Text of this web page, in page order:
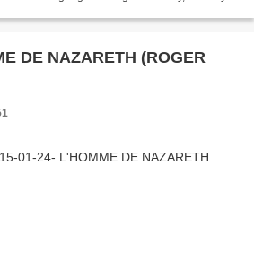
DE NAZARETH (ROGER